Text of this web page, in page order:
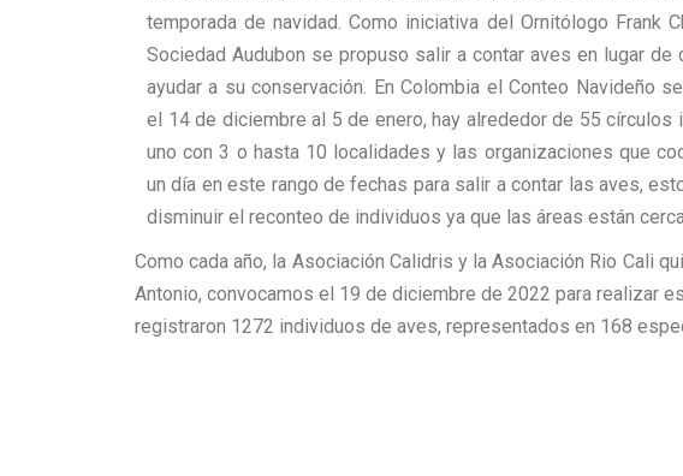
temporada de navidad. Como iniciativa del Ornitólogo Frank
Sociedad Audubon se propuso salir a contar aves en lugar de
ayudar a su conservación. En Colombia el Conteo Navideño
el 14 de diciembre al 5 de enero, hay alrededor de 55 círculos
uno con 3 o hasta 10 localidades y las organizaciones que
un día en este rango de fechas para salir a contar las aves,
disminuir el reconteo de individuos ya que las áreas están
Como cada año, la Asociación Calidris y la Asociación Rio Cali
Antonio, convocamos el 19 de diciembre de 2022 para realizar
registraron 1272 individuos de aves, representados en 168